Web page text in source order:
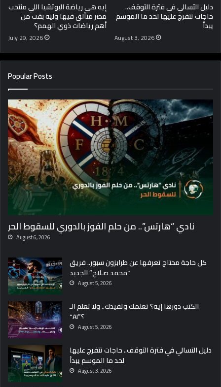
دليل التسالي في فترة التوقف..
حاجات تتفرج عليها لحد ما الموسم
يبدأ
August 3, 2026
إيه هي رياضة البوتشيا اللي منتخب
مصر متألق فيها وليه بقت من
أهم رياضات ذوي الهمم؟
July 29, 2026
Popular Posts
نادي “هارتس”.. من حلم الفوز بالدوري للسقوط الحر
August 6, 2026
كل حاجة محتاج تعرفها عن طرابزون سبور.. فريق
“محمد صـلاح” الجديد
August 5, 2026
الكتب دورها إيه؟ تعلمك وتفيدك.. ولا تعلم الـ
“AI”؟
August 5, 2026
دليل التسالي في فترة التوقف.. حاجات تتفرج عليها
لحد ما الموسم يبدأ
August 3, 2026